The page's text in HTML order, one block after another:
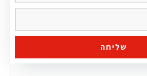
שליחה